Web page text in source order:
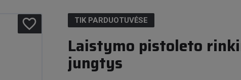
favorite_border TIK PARDUOTUVĖSE
Laistymo pistoleto
jungtys